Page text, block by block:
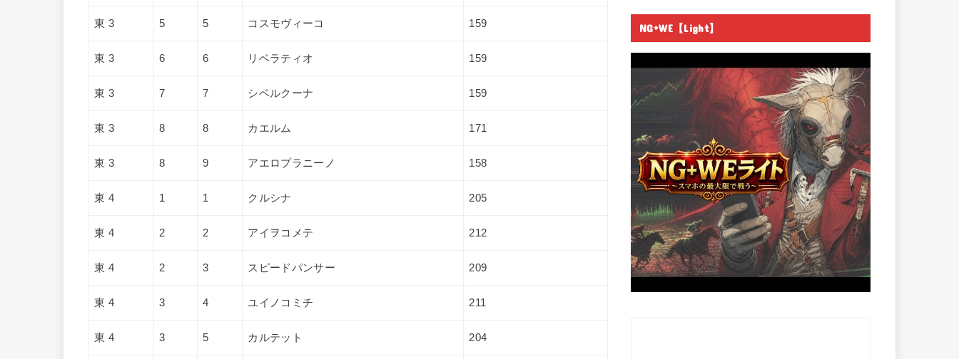
東 3 5 5 コスモヴィーコ 159
東 3 6 6 リベラティオ 159
東 3 7 7 シベルクーナ 159
東 3 8 8 カエルム 171
東 3 8 9 アエロプラニーノ 158
東 4 1 1 クルシナ 205
東 4 2 2 アイヲコメテ 212
東 4 2 3 スピードパンサー 209
東 4 3 4 ユイノコミチ 211
東 4 3 5 カルテット 204
NG+WE【Light】